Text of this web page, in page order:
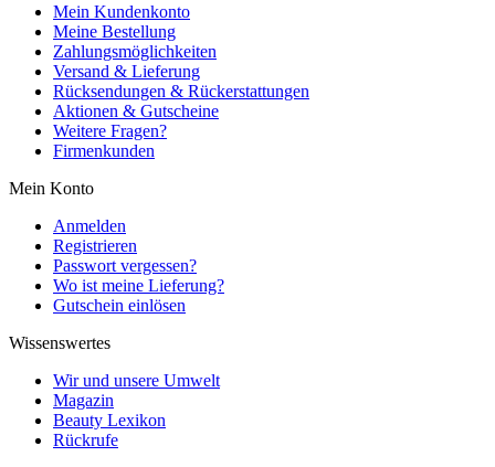
Mein Kundenkonto
Meine Bestellung
Zahlungsmöglichkeiten
Versand & Lieferung
Rücksendungen & Rückerstattungen
Aktionen & Gutscheine
Weitere Fragen?
Firmenkunden
Mein Konto
Anmelden
Registrieren
Passwort vergessen?
Wo ist meine Lieferung?
Gutschein einlösen
Wissenswertes
Wir und unsere Umwelt
Magazin
Beauty Lexikon
Rückrufe